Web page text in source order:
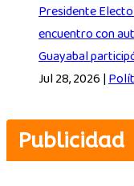
Presidente
encuentro con
Guayabal
Jul 28, 2026|
Publicidad